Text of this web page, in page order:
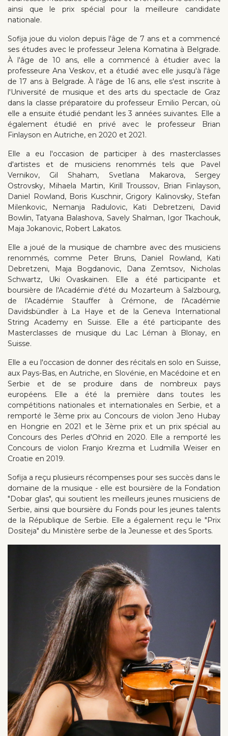
ainsi que le prix spécial pour la meilleure candidate
nationale.
Sofija joue du violon depuis l'âge de 7 ans et a commencé
ses études avec le professeur Jelena Komatina à Belgrade.
À l'âge de 10 ans, elle a commencé à étudier avec la
professeure Ana Veskov, et a étudié avec elle jusqu'à l'âge
de 17 ans à Belgrade. À l'âge de 16 ans, elle s'est inscrite à
l'Université de musique et des arts du spectacle de Graz
dans la classe préparatoire du professeur Emilio Percan, où
elle a ensuite étudié pendant les 3 années suivantes. Elle a
également étudié en privé avec le professeur Brian
Finlayson en Autriche, en 2020 et 2021.
Elle a eu l'occasion de participer à des masterclasses
d'artistes et de musiciens renommés tels que Pavel
Vernikov, Gil Shaham, Svetlana Makarova, Sergey
Ostrovsky, Mihaela Martin, Kirill Troussov, Brian Finlayson,
Daniel Rowland, Boris Kuschnir, Grigory Kalinovsky, Stefan
Milenkovic, Nemanja Radulovic, Kati Debretzeni, David
Bowlin, Tatyana Balashova, Savely Shalman, Igor Tkachouk,
Maja Jokanovic, Robert Lakatos.
Elle a joué de la musique de chambre avec des musiciens
renommés, comme Peter Bruns, Daniel Rowland, Kati
Debretzeni, Maja Bogdanovic, Dana Zemtsov, Nicholas
Schwartz, Uki Ovaskainen. Elle a été participante et
boursière de l'Académie d'été du Mozarteum à Salzbourg,
de l'Académie Stauffer à Crémone, de l'Académie
Davidsbündler à La Haye et de la Geneva International
String Academy en Suisse. Elle a été participante des
Masterclasses de musique du Lac Léman à Blonay, en
Suisse.
Elle a eu l'occasion de donner des récitals en solo en Suisse,
aux Pays-Bas, en Autriche, en Slovénie, en Macédoine et en
Serbie et de se produire dans de nombreux pays
européens. Elle a été la première dans toutes les
compétitions nationales et internationales en Serbie, et a
remporté le 3ème prix au Concours de violon Jeno Hubay
en Hongrie en 2021 et le 3ème prix et un prix spécial au
Concours des Perles d'Ohrid en 2020. Elle a remporté les
Concours de violon Franjo Krezma et Ludmilla Weiser en
Croatie en 2019.
Sofija a reçu plusieurs récompenses pour ses succès dans le
domaine de la musique - elle est boursière de la Fondation
"Dobar glas", qui soutient les meilleurs jeunes musiciens de
Serbie, ainsi que boursière du Fonds pour les jeunes talents
de la République de Serbie. Elle a également reçu le "Prix
Dositeja" du Ministère serbe de la Jeunesse et des Sports.